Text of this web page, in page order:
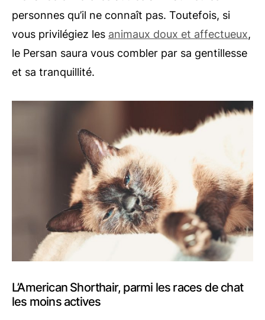
personnes qu’il ne connaît pas. Toutefois, si
vous privilégiez les animaux doux et affectueux,
le Persan saura vous combler par sa gentillesse
et sa tranquillité.
L’American Shorthair, parmi les races de chat
les moins actives